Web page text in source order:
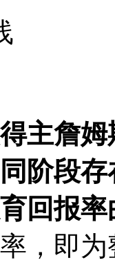
主詹
阶段
回报率
，即